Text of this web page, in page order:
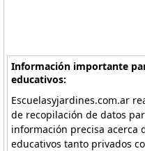
Información importante
educativos:
Escuelasyjardines.com.ar
de recopilación de datos
información precisa acerca
educativos tanto privados